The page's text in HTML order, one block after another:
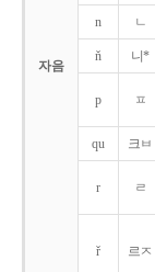
자음
n ㄴ
ň 니*
p ㅍ
qu 크ㅂ
r ㄹ
ř 르ㅈ